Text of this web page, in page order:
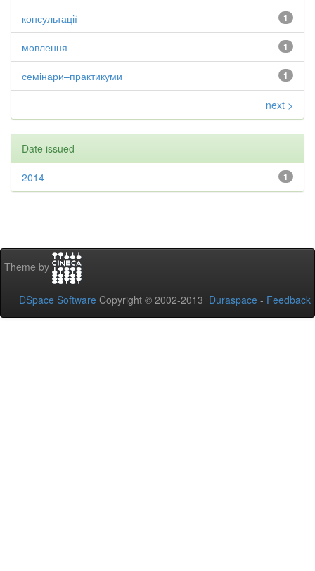
1
консультації
1
мовлення
1
семінари–практикуми
next >
Date issued
1
2014
Theme by
DSpace Software Copyright © 2002-2013 Duraspace - Feedback